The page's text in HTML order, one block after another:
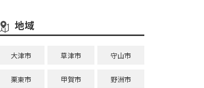
地域
大津市 草津市 守山市
栗東市 甲賀市 野洲市